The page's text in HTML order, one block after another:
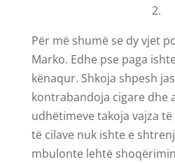
2.
Për më shumë se dy vjet
Marko. Edhe pse paga
kënaqur. Shkoja shpesh
kontrabandoja cigare dhe
udhëtimeve takoja vajza
të cilave nuk ishte e
mbulonte lehtë